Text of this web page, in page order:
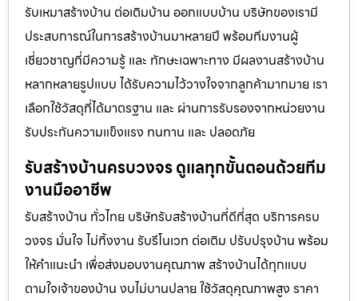
รับเหมาสร้างบ้าน ต่อเติมบ้าน ออกแบบบ้าน บริษัทของเรามี
ประสบการณ์ในการสร้างบ้านมาหลายปี พร้อมทีมงานผู้
เชี่ยวชาญที่มีความรู้ และ ทักษะเฉพาะทาง มีผลงานสร้างบ้าน
หลากหลายรูปแบบ ได้รับความไว้วางใจจากลูกค้ามากมาย เรา
เลือกใช้วัสดุที่ได้มาตรฐาน และ ผ่านการรับรองจากหน่วยงาน
รับประกันความแข็งแรง ทนทาน และ ปลอดภัย
รับสร้างบ้านครบวงจร ดูแลทุกขั้นตอนด้วยทีม
งานมืออาชีพ
รับสร้างบ้าน ทั่วไทย บริษัทรับสร้างบ้านที่ดีที่สุด บริการครบ
วงจร มั่นใจ ไม่ทิ้งงาน รับรีโนเวท ต่อเติม ปรับปรุงบ้าน พร้อม
ให้คำแนะนำ เพื่อส่งมอบงานคุณภาพ สร้างบ้านได้ทุกแบบ
ตามใจเจ้าของบ้าน งบไม่บานปลาย ใช้วัสดุคุณภาพสูง ราคา